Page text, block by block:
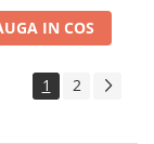
IN COS
1 2